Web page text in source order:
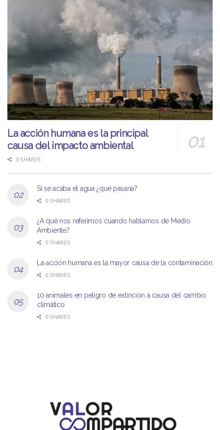
La acción humana es la principal
causa del impacto ambiental
0 SHARES
Si se acaba el agua ¿qué pasaría?
0 SHARES
¿A qué nos referimos cuando hablamos de Medio
Ambiente?
0 SHARES
La acción humana es la mayor causa de la contaminación
0 SHARES
10 animales en peligro de extinción a causa del cambio
climático
0 SHARES